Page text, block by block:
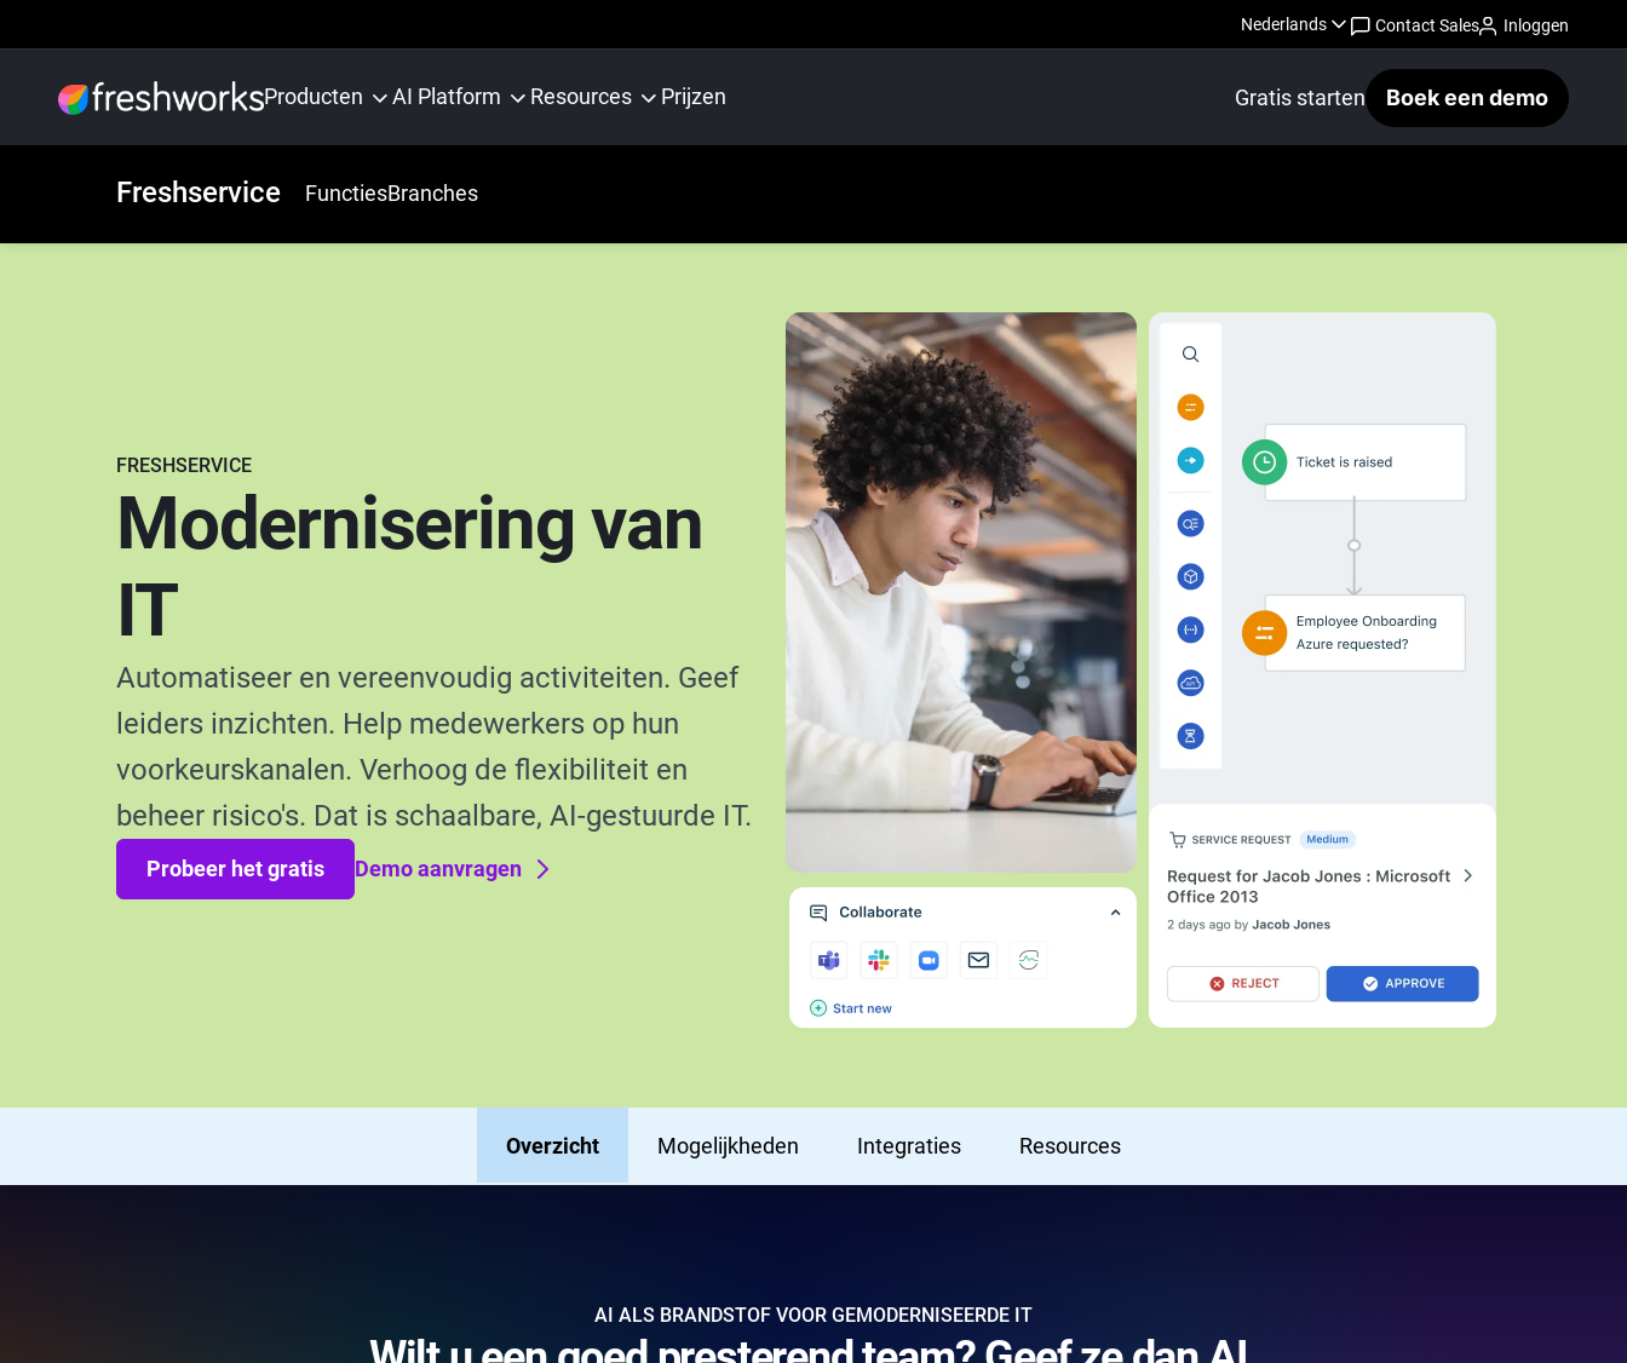
Nederlands Contact Sales Inloggen
Producten AI Platform Resources Prijzen Gratis starten Boek een demo
Freshservice FunctiesBranches
FRESHSERVICE
Modernisering van
IT
Automatiseer en vereenvoudig activiteiten. Geef
leiders inzichten. Help medewerkers op hun
voorkeurskanalen. Verhoog de flexibiliteit en
beheer risico's. Dat is schaalbare, AI-gestuurde IT.
Probeer het gratis Demo aanvragen
Overzicht Mogelijkheden Integraties Resources
AI ALS BRANDSTOF VOOR GEMODERNISEERDE IT